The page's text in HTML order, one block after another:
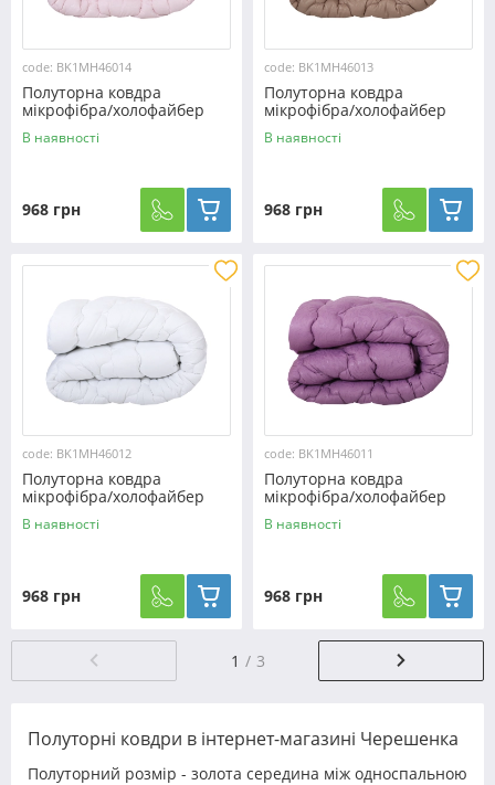
code: BK1MH46014
Полуторна ковдра
мікрофібра/холофайбер
№46014
В наявності
968 грн
code: BK1MH46013
Полуторна ковдра
мікрофібра/холофайбер
№46013
В наявності
968 грн
code: BK1MH46012
Полуторна ковдра
мікрофібра/холофайбер
№46012
В наявності
968 грн
code: BK1MH46011
Полуторна ковдра
мікрофібра/холофайбер
№46011
В наявності
968 грн
1 3
Полуторні ковдри в інтернет-магазині Черешенка
Полуторний розмір - золота середина між односпальною